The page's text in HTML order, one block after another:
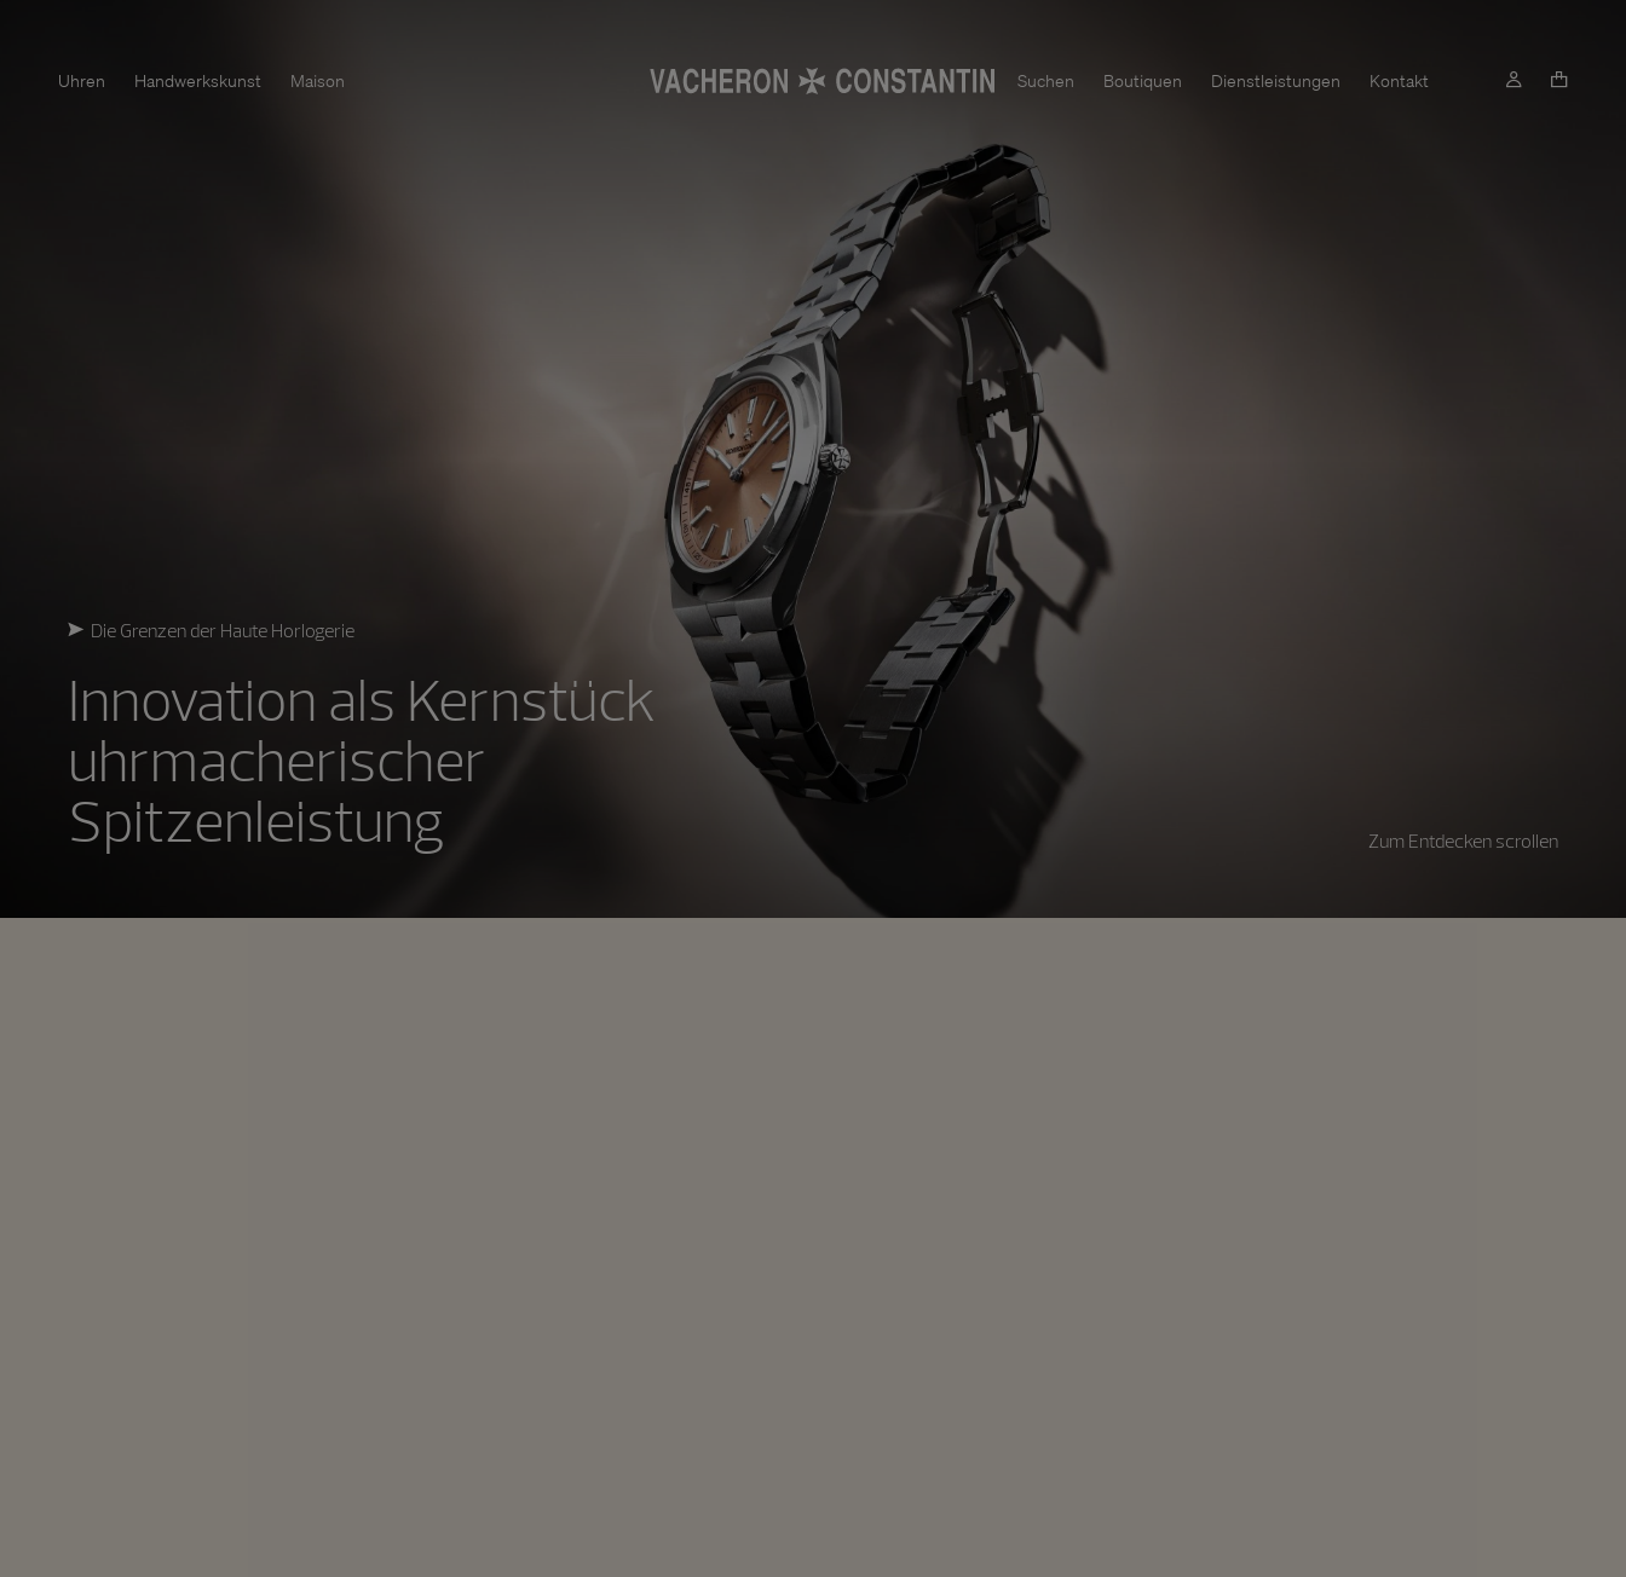
Uhren Handwerkskunst Maison Suchen Boutiquen Dienstleistungen Kontakt
Die Grenzen der Haute Horlogerie
Innovation als Kernstück
uhrmacherischer
Spitzenleistung
Zum Entdecken scrollen